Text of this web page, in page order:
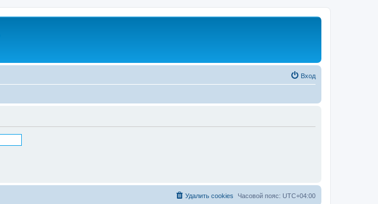
Вход
Часовой пояс: UTC+04:00
Удалить cookies